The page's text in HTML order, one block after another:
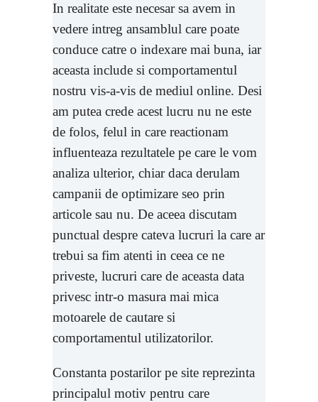
In realitate este necesar sa avem in
vedere intreg ansamblul care poate
conduce catre o indexare mai buna, iar
aceasta include si comportamentul
nostru vis-a-vis de mediul online. Desi
am putea crede acest lucru nu ne este
de folos, felul in care reactionam
influenteaza rezultatele pe care le vom
analiza ulterior, chiar daca derulam
campanii de optimizare seo prin
articole sau nu. De aceea discutam
punctual despre cateva lucruri la care ar
trebui sa fim atenti in ceea ce ne
priveste, lucruri care de aceasta data
privesc intr-o masura mai mica
motoarele de cautare si
comportamentul utilizatorilor.
Constanta postarilor pe site reprezinta
principalul motiv pentru care